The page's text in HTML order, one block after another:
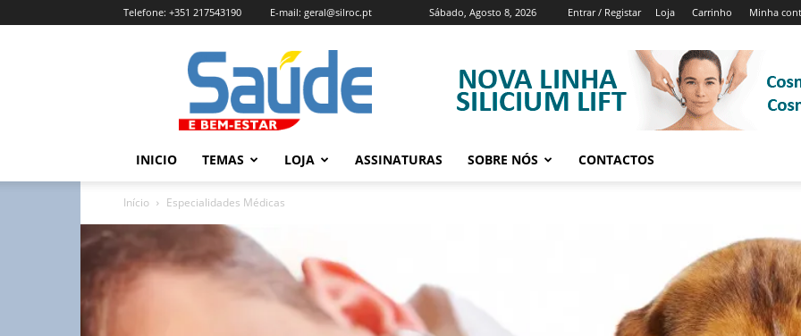
Sábado, Agosto 8, 2026 Entrar / Registar Loja Carrinho Minha
Telefone: +351 217543190 E-mail: geral@silroc.pt
Revista
Saúde
e
Bem
Estar
Edição
INICIO TEMAS LOJA ASSINATURAS SOBRE NÓS CONTACTOS
Início Especialidades Médicas